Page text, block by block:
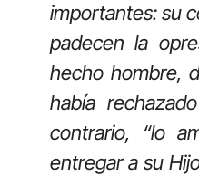
importantes: su
padecen la
hecho hombre,
había
contrario, “lo
entregar a su